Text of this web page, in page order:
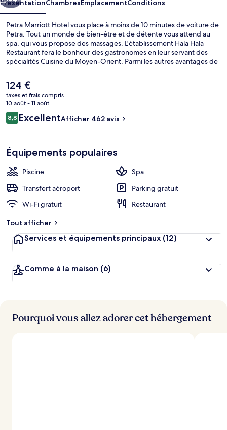
PrésentationChambresEmplacementConditions
Petra Marriott Hotel vous place à moins de 10 minutes de voiture de
Petra. Tout un monde de bien-être et de détente vous attend au
spa, qui vous propose des massages. L'établissement Hala Hala
Restaurant fera le bonheur des gastronomes en leur servant des
spécialités Cuisine du Moyen-Orient. Parmi les autres avantages de
saison et une terrasse, l'idéal pour des vacances sans soucis. Les
autres voyageurs adorent le personnel attentionné.
Le
prix
actuel
est
de
124 €
taxes et frais compris
10 août - 11 août
Avis
voyageurs
8,88,8 sur 10
ExcellentAfficher 462 avis
Équipements populaires
Piscine
Spa
Transfert aéroport
Parking gratuit
Wi-Fi gratuit
Restaurant
Tout afficher
Services et équipements principaux (12)
Comme à la maison (6)
Pourquoi vous allez adorer cet hébergement